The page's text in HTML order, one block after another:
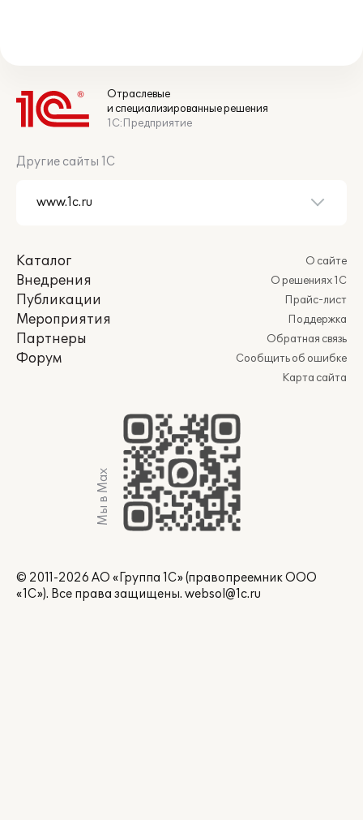
Отраслевые
и специализированные решения
1С:Предприятие
Другие сайты 1С
Каталог
Внедрения
Публикации
Мероприятия
Партнеры
Форум
О сайте
О решениях 1С
Прайс-лист
Поддержка
Обратная связь
Сообщить об ошибке
Карта сайта
Мы в Max
© 2011-2026 АО «Группа 1С» (правопреемник ООО
«1С»). Все права защищены. websol@1c.ru